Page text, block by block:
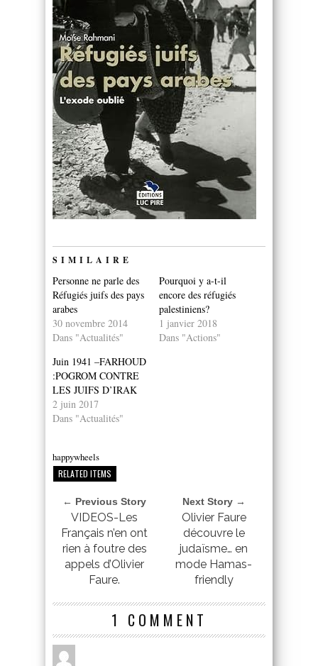
SIMILAIRE
Personne ne parle des
Réfugiés juifs des pays
arabes
30 novembre 2014
Dans "Actualités"
Pourquoi y a-t-il
encore des réfugiés
palestiniens?
1 janvier 2018
Dans "Actions"
Juin 1941 –FARHOUD
:POGROM CONTRE
LES JUIFS D’IRAK
2 juin 2017
Dans "Actualités"
happywheels
RELATED ITEMS
← Previous Story
VIDEOS-Les
Français n’en ont
rien à foutre des
appels d’Olivier
Faure.
Next Story →
Olivier Faure
découvre le
judaïsme… en
mode Hamas-
friendly
1 COMMENT